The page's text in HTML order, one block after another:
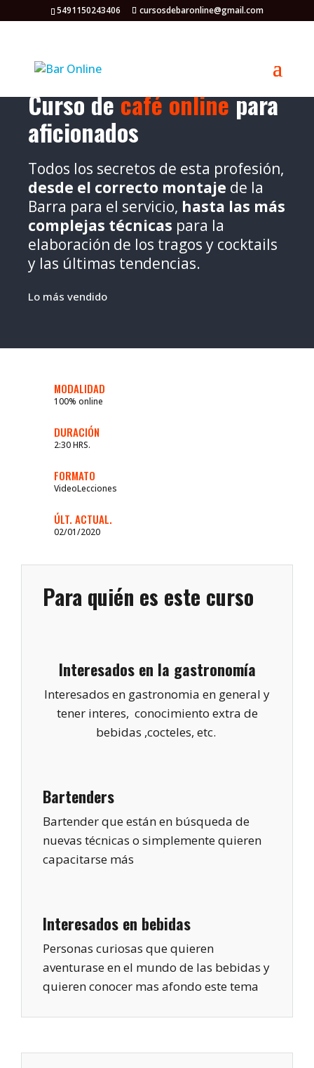
5491150243406 cursosdebaronline@gmail.com
Curso decafé onlinepara
aficionados
Todos los secretos de esta profesión,
desde el correcto montaje de la
Barra para el servicio, hasta las más
complejas técnicas para la
elaboración de los tragos y cocktails
y las últimas tendencias.
Lo más vendido
MODALIDAD
100% online
DURACIÓN
2:30 HRS.
FORMATO
VideoLecciones
ÚLT. ACTUAL.
02/01/2020
Para quién es este curso
Interesados en la gastronomía
Interesados en gastronomia en general y
tener interes, conocimiento extra de
bebidas ,cocteles, etc.
Bartenders
Bartender que están en búsqueda de
nuevas técnicas o simplemente quieren
capacitarse más
Interesados en bebidas
Personas curiosas que quieren
aventurase en el mundo de las bebidas y
quieren conocer mas afondo este tema